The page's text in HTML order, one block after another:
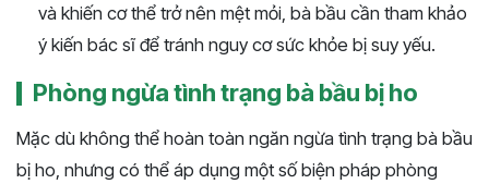
và khiến cơ thể trở nên mệt mỏi, bà bầu cần tham khảo
ý kiến bác sĩ để tránh nguy cơ sức khỏe bị suy yếu.
Phòng ngừa tình trạng bà bầu bị ho
Mặc dù không thể hoàn toàn ngăn ngừa tình trạng bà bầu
bị ho, nhưng có thể áp dụng một số biện pháp phòng